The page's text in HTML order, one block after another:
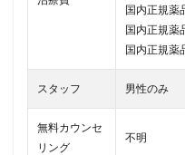
国内正規薬
国内正規薬
国内正規薬
スタッフ 男性のみ
無料カウンセ
リング
不明